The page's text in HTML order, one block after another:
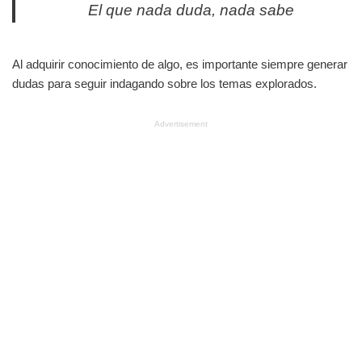
El que nada duda, nada sabe
Al adquirir conocimiento de algo, es importante siempre generar
dudas para seguir indagando sobre los temas explorados.
Advertisement